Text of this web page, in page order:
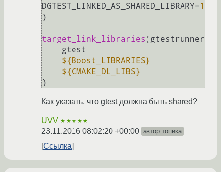
DGTEST_LINKED_AS_SHARED_LIBRARY=1
)
target_link_libraries (gtestrunner
${Boost_LIBRARIES}
${CMAKE_DL_LIBS}
Как указать, что gtest должна быть shared?
UVV ★★★★★
23.11.2016 08:02:20 +00:00 автор топика
Ссылка